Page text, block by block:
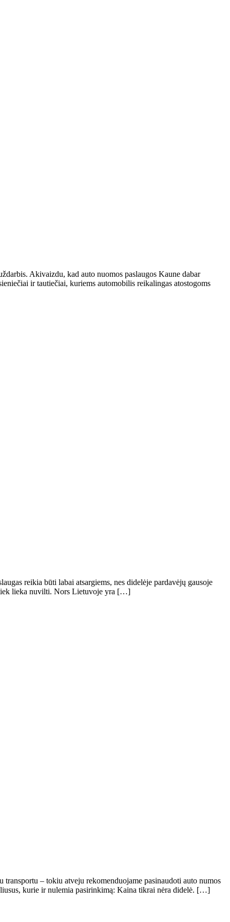
Akivaizdu, kad auto nuomos paslaugos Kaune dabar
ir tautiečiai, kuriems automobilis reikalingas atostogoms
reikia būti labai atsargiems, nes didelėje pardavėjų gausoje
tiek lieka nuvilti. Nors Lietuvoje yra […]
– tokiu atveju rekomenduojame pasinaudoti auto numos
kurie ir nulemia pasirinkimą: Kaina tikrai nėra didelė. […]